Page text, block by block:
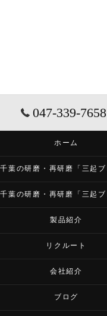
047-339-7658
ホーム
製品紹介
リクルート
会社紹介
ブログ